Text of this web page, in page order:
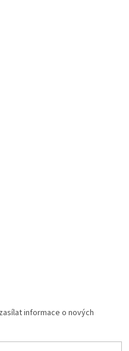
informace o nových